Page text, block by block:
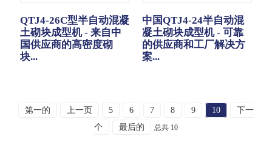
QTJ4-26C型半自动混凝
土砌块成型机 - 来自中
国供应商的高密度砌
块...
中国QTJ4-24半自动混
凝土砌块成型机 - 可靠
的供应商和工厂解决方
案...
第一的 上一页 5 6 7 8 9 10
下一
个
最后的 总共 10